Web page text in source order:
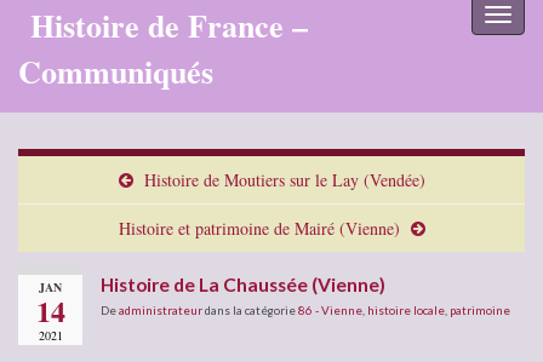
Histoire de France –
Communiqués
Histoire de Moutiers sur le Lay (Vendée)
Histoire et patrimoine de Mairé (Vienne)
JAN
14
2021
Histoire de La Chaussée (Vienne)
Deadministrateurdans la catégorie86 - Vienne histoire locale patrimoine